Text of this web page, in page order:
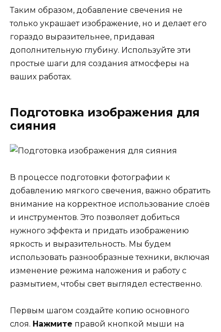
Таким образом, добавление свечения не
только украшает изображение, но и делает его
гораздо выразительнее, придавая
дополнительную глубину. Используйте эти
простые шаги для создания атмосферы на
ваших работах.
Подготовка изображения для
сияния
В процессе подготовки фотографии к
добавлению мягкого свечения, важно обратить
внимание на корректное использование слоёв
и инструментов. Это позволяет добиться
нужного эффекта и придать изображению
яркость и выразительность. Мы будем
использовать разнообразные техники, включая
изменение режима наложения и работу с
размытием, чтобы свет выглядел естественно.
Первым шагом создайте копию основного
слоя. Нажмите правой кнопкой мыши на